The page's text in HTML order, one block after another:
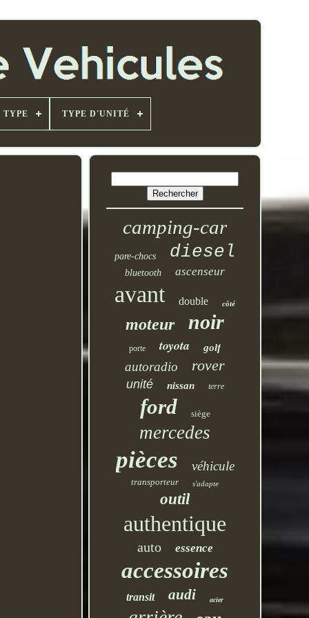
TYPE TYPE D'UNITÉ
camping-car
pare-chocs diesel
bluetooth ascenseur
avant double côté
moteur noir
porte toyota golf
autoradio rover
unité nissan terre
ford siège
mercedes
pièces véhicule
transporteur s'adapte
outil
authentique
auto essence
accessoires
transit audi acier